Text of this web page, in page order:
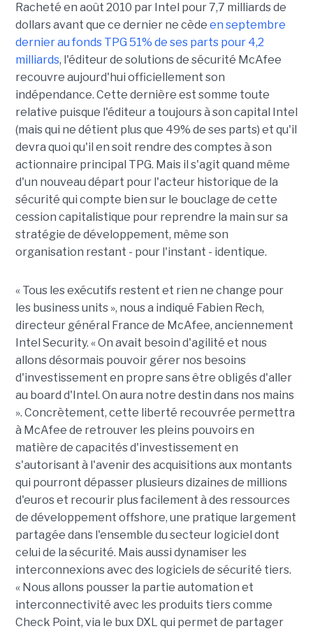
Racheté en août 2010 par Intel pour 7,7 milliards de
dollars avant que ce dernier ne cède en septembre
dernier au fonds TPG 51% de ses parts pour 4,2
milliards, l'éditeur de solutions de sécurité McAfee
recouvre aujourd'hui officiellement son
indépendance. Cette dernière est somme toute
relative puisque l'éditeur a toujours à son capital Intel
(mais qui ne détient plus que 49% de ses parts) et qu'il
devra quoi qu'il en soit rendre des comptes à son
actionnaire principal TPG. Mais il s'agit quand même
d'un nouveau départ pour l'acteur historique de la
sécurité qui compte bien sur le bouclage de cette
cession capitalistique pour reprendre la main sur sa
stratégie de développement, même son
organisation restant - pour l'instant - identique.
« Tous les exécutifs restent et rien ne change pour
les business units », nous a indiqué Fabien Rech,
directeur général France de McAfee, anciennement
Intel Security. « On avait besoin d'agilité et nous
allons désormais pouvoir gérer nos besoins
d'investissement en propre sans être obligés d'aller
au board d'Intel. On aura notre destin dans nos mains
». Concrètement, cette liberté recouvrée permettra
à McAfee de retrouver les pleins pouvoirs en
matière de capacités d'investissement en
s'autorisant à l'avenir des acquisitions aux montants
qui pourront dépasser plusieurs dizaines de millions
d'euros et recourir plus facilement à des ressources
de développement offshore, une pratique largement
partagée dans l'ensemble du secteur logiciel dont
celui de la sécurité. Mais aussi dynamiser les
interconnexions avec des logiciels de sécurité tiers.
« Nous allons pousser la partie automation et
interconnectivité avec les produits tiers comme
Check Point, via le bux DXL qui permet de partager